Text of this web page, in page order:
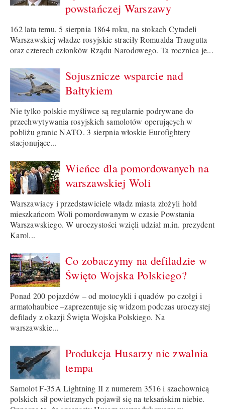
powstańczej Warszawy
162 lata temu, 5 sierpnia 1864 roku, na stokach Cytadeli
Warszawskiej władze rosyjskie straciły Romualda Traugutta
oraz czterech członków Rządu Narodowego. Ta rocznica je...
Sojusznicze wsparcie nad
Bałtykiem
Nie tylko polskie myśliwce są regularnie podrywane do
przechwytywania rosyjskich samolotów operujących w
pobliżu granic NATO. 3 sierpnia włoskie Eurofightery
stacjonujące...
Wieńce dla pomordowanych na
warszawskiej Woli
Warszawiacy i przedstawiciele władz miasta złożyli hołd
mieszkańcom Woli pomordowanym w czasie Powstania
Warszawskiego. W uroczystości wzięli udział m.in. prezydent
Karol...
Co zobaczymy na defiladzie w
Święto Wojska Polskiego?
Ponad 200 pojazdów – od motocykli i quadów po czołgi i
armatohaubice –zaprezentuje się widzom podczas uroczystej
defilady z okazji Święta Wojska Polskiego. Na
warszawskie...
Produkcja Husarzy nie zwalnia
tempa
Samolot F-35A Lightning II z numerem 3516 i szachownicą
polskich sił powietrznych pojawił się na teksańskim niebie.